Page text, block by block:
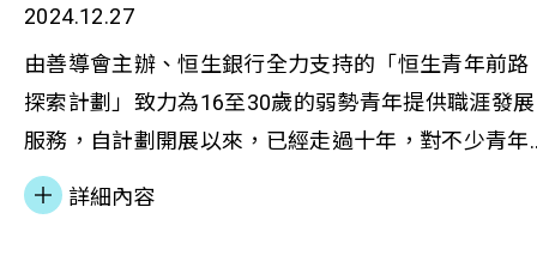
項目借助賽馬會躍升事業發展中心的資源，由資深人
力資源顧問為住戶提供就業指導。透過深入了解住戶
的優勢和需求，結合專業的市場視野，協助他們開拓
更廣闊的職業發展空間。這種全方位的支援模式已展
現職業轉型，以及幫助單親家庭建立互助網絡，創造
獎項 表揚社會服務界卓越成就 推動跨界協作 共創社
福祉
2024.12.27
由善導會主辦、恒生銀行全力支持的「恒生青年前路
探索計劃」致力為16至30歲的弱勢青年提供職涯發展
服務，自計劃開展以來，已經走過十年，對不少青年
人的職業生涯和人生道路產生了深遠的影響。 近年
社會大環境的轉變，如新冠肺炎疫情、人工智能(AI)
詳細內容